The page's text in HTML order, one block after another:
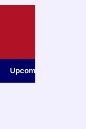
Upcoming Jobs